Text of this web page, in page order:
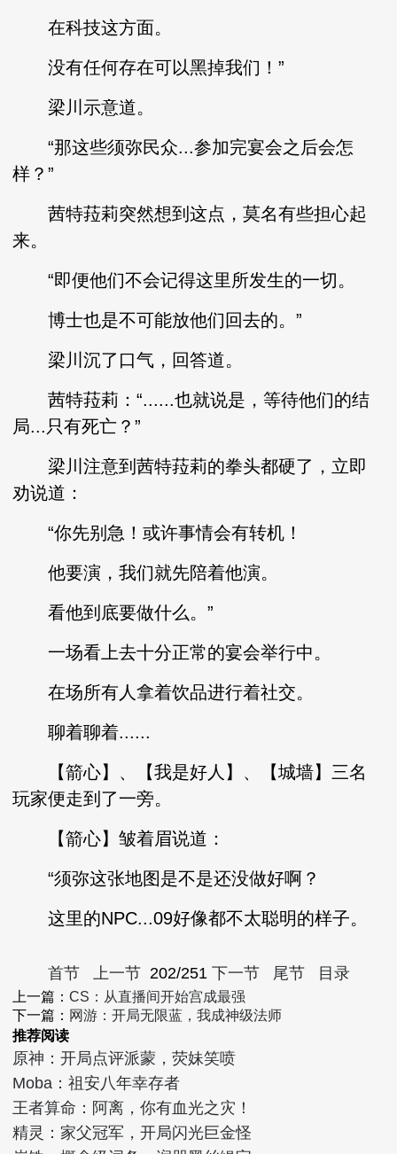
在科技这方面。
没有任何存在可以黑掉我们！”
梁川示意道。
“那这些须弥民众...参加完宴会之后会怎
样？”
茜特菈莉突然想到这点，莫名有些担心起
来。
“即便他们不会记得这里所发生的一切。
博士也是不可能放他们回去的。”
梁川沉了口气，回答道。
茜特菈莉：“......也就说是，等待他们的结
局...只有死亡？”
梁川注意到茜特菈莉的拳头都硬了，立即
劝说道：
“你先别急！或许事情会有转机！
他要演，我们就先陪着他演。
看他到底要做什么。”
一场看上去十分正常的宴会举行中。
在场所有人拿着饮品进行着社交。
聊着聊着......
【箭心】、【我是好人】、【城墙】三名
玩家便走到了一旁。
【箭心】皱着眉说道：
“须弥这张地图是不是还没做好啊？
这里的NPC...09好像都不太聪明的样子。
首节 上一节 202/251 下一节 尾节 目录
上一篇：CS：从直播间开始宫成最强
下一篇： 网游：开局无限蓝，我成神级法师
推荐阅读
原神：开局点评派蒙，荧妹笑喷
Moba：祖安八年幸存者
王者算命：阿离，你有血光之灾！
精灵：家父冠军，开局闪光巨金怪